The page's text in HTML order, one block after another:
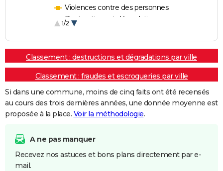
Violences contre des personnes
Destructions et dégradations
1/2
Classement : destructions et dégradations par ville
Classement : fraudes et escroqueries par ville
Si dans une commune, moins de cinq faits ont été recensés
au cours des trois dernières années, une donnée moyenne est
proposée à la place. Voir la méthodologie.
A ne pas manquer
Recevez nos astuces et bons plans directement par e-
mail.